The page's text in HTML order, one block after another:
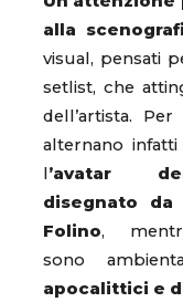
alla
visual, pensati
setlist, che
dell’artista.
alternano
l’avatar
disegnato da
Folino,
sono
apocalittici e